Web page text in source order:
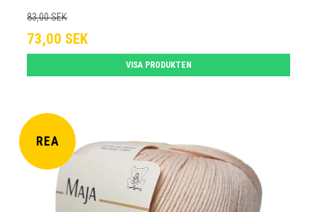
83,00 SEK
73,00 SEK
VISA PRODUKTEN
REA